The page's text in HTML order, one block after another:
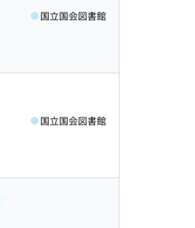
国立国会図書館
国立国会図書館